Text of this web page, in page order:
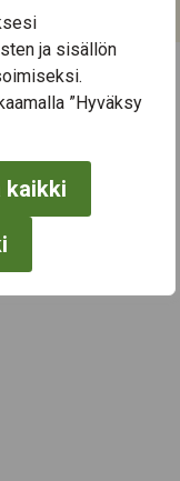
ja sisällön
”Hyväksy
kaikki